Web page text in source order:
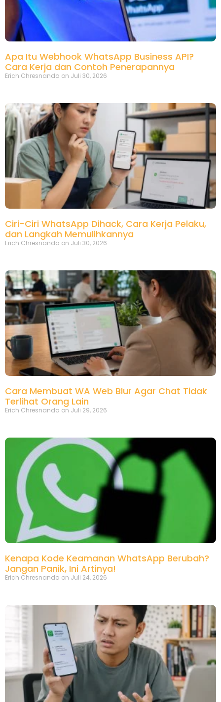
Apa Itu Webhook WhatsApp Business API?
Cara Kerja dan Contoh Penerapannya
Erich Chresnanda Juli 30, 2026
Ciri-Ciri WhatsApp Dihack, Cara Kerja Pelaku,
dan Langkah Memulihkannya
Erich Chresnanda Juli 30, 2026
Cara Membuat WA Web Blur Agar Chat Tidak
Terlihat Orang Lain
Erich Chresnanda Juli 29, 2026
Kenapa Kode Keamanan WhatsApp Berubah?
Jangan Panik, Ini Artinya!
Erich Chresnanda Juli 24, 2026